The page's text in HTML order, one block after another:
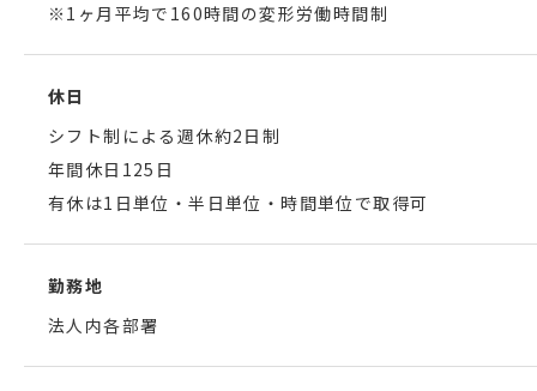
※1ヶ月平均で160時間の変形労働時間制
休日
シフト制による週休約2日制
年間休日125日
有休は1日単位・半日単位・時間単位で取得可
勤務地
法人内各部署